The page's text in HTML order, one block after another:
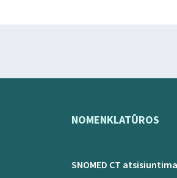
NOMENKLATŪROS
SNOMED CT